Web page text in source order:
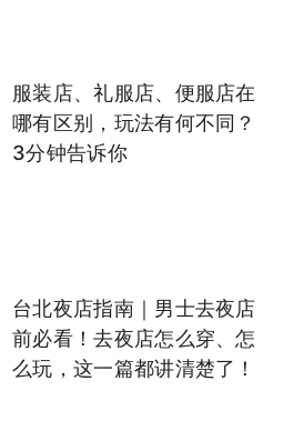
服装店、礼服店、便服店在
哪有区别，玩法有何不同？
3分钟告诉你
台北夜店指南｜男士去夜店
前必看！去夜店怎么穿、怎
么玩，这一篇都讲清楚了！